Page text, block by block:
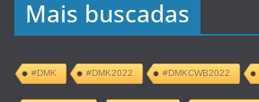
Mais buscadas
#DMK #DMK2022 #DMKCWB2022